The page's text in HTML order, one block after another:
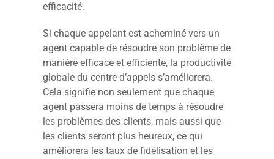
efficacité.
Si chaque appelant est acheminé vers un
agent capable de résoudre son problème de
manière efficace et efficiente, la productivité
globale du centre d’appels s’améliorera.
Cela signifie non seulement que chaque
agent passera moins de temps à résoudre
les problèmes des clients, mais aussi que
les clients seront plus heureux, ce qui
améliorera les taux de fidélisation et les